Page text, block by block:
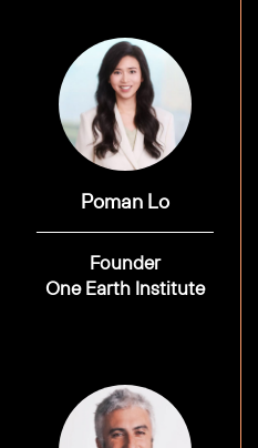
Poman Lo
Founder
One Earth Institute